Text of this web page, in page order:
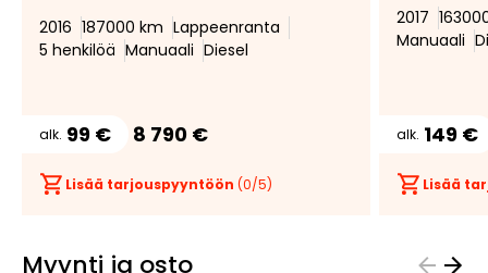
2016 187000 km Lappeenranta
5 henkilöä Manuaali Diesel
alk. 99 € 8 790 €
Lisää tarjouspyyntöön (0/5)
2017
Manuaali
alk. 149 €
Lisää
Myynti ja osto